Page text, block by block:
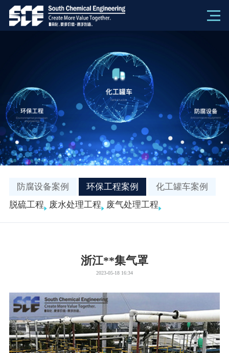
防腐设备案例 环保工程案例
化工罐车案例
脱硫工程
废水处理工程 废气处理工程
浙江**集气罩
2023-05-18 16:34